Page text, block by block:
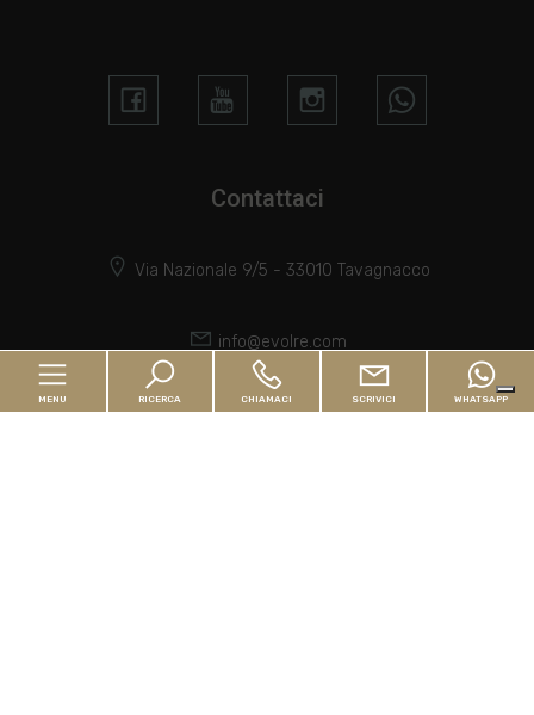
Contattaci
Via Nazionale 9/5 - 33010 Tavagnacco
info@evolre.com
0432 1638997
MENU RICERCA CHIAMACI SCRIVICI WHATSAPP